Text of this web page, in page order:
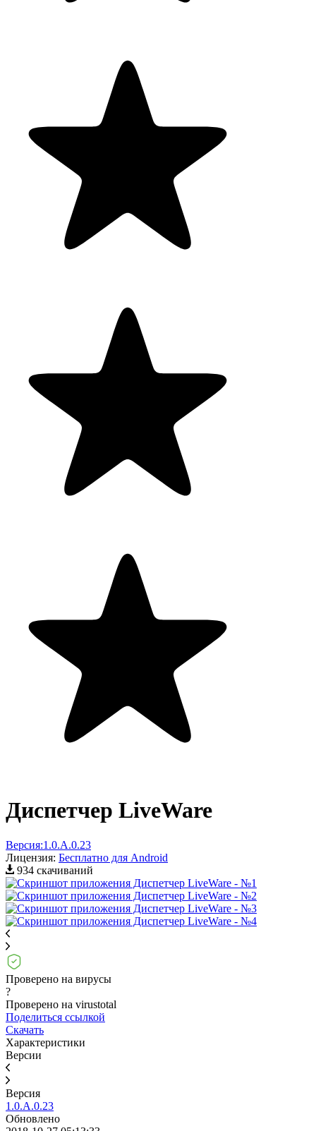
Диспетчер LiveWare
Версия:1.0.A.0.23
Лицензия: Бесплатно для Android
934 скачиваний
Проверено на вирусы
?
Проверено на virustotal
Поделиться ссылкой
Скачать
Характеристики
Версии
Версия
1.0.A.0.23
Обновлено